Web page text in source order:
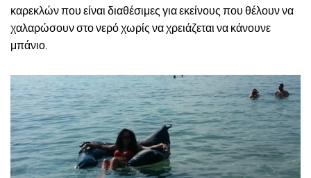
καρεκλών που είναι διαθέσιμες για εκείνους που θέλουν να
χαλαρώσουν στο νερό χωρίς να χρειάζεται να κάνουνε
μπάνιο.